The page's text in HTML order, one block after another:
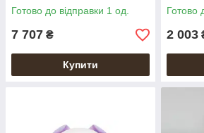
Готово до відправки 1 од.
7 707 ₴
Купити
Готово
2 003